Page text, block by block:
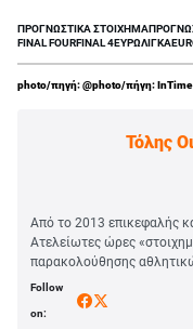
ΠΡΟΓΝΩΣΤΙΚΑ ΣΤΟΙΧΗΜΑ
FINAL FOURFINAL 4ΕΥΡΩΛΙΓΚΑ
photo/πηγή: @photo/πήγη: InTime
Τόλης
Από το 2013 επικεφαλής
Ατελείωτες ώρες
παρακολούθησης
Αμετανόητος θιασώτης των
αγγλικά γήπεδα. Από το
μπακ στη Λέιτον Όριεντ
Follow
on: